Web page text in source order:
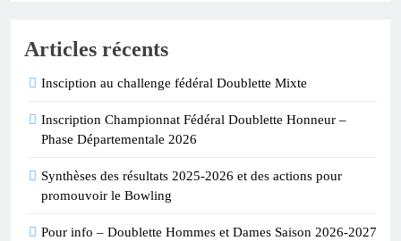
Articles récents
Insciption au challenge fédéral Doublette Mixte
Inscription Championnat Fédéral Doublette Honneur –
Phase Départementale 2026
Synthèses des résultats 2025-2026 et des actions pour
promouvoir le Bowling
Pour info – Doublette Hommes et Dames Saison 2026-2027